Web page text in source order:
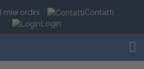
I miei ordini
Contatti
Login